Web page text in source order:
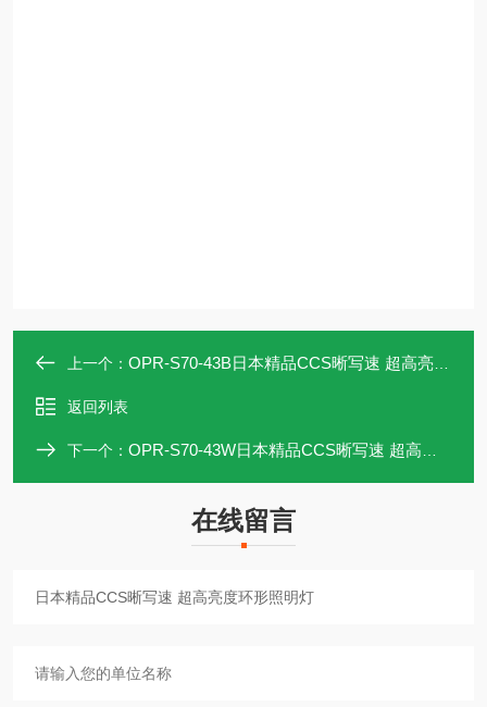
上一个： OPR-S70-43B日本精品CCS晰写速 超高亮度环形照明灯
返回列表
下一个： OPR-S70-43W日本精品CCS晰写速 超高亮度环形照明灯
在线留言